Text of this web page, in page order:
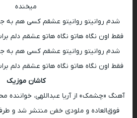
میخنده
شدم روانیتو روانیتو عشقم کسی هم به
فقط اون نگاه هاتو نگاه هاتو عشقم دلم
شدم روانیتو روانیتو عشقم کسی هم به
فقط اون نگاه هاتو نگاه هاتو عشقم دلم
کاشان موزیک
آهنگ «چشمک» از آریا عبداللهی،
فوق‌العاده و ملودی خفن منتشر شد و